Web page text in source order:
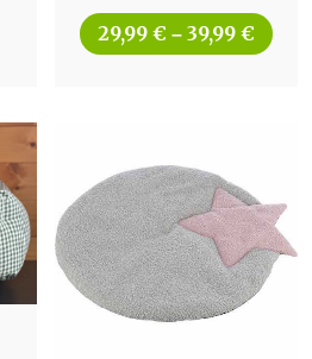
29,99 € – 39,99 €